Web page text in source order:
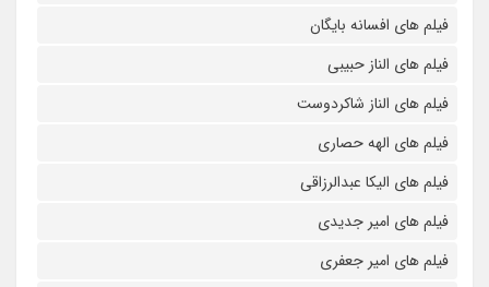
فیلم های افسانه بایگان
فیلم های الناز حبیبی
فیلم های الناز شاکردوست
فیلم های الهه حصاری
فیلم های الیکا عبدالرزاقی
فیلم های امیر جدیدی
فیلم های امیر جعفری